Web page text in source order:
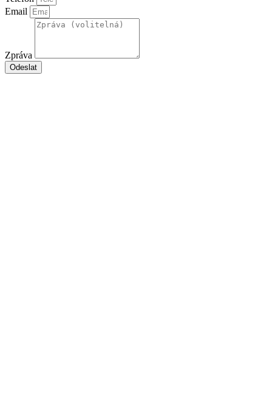
Email
Zpráva
Odeslat